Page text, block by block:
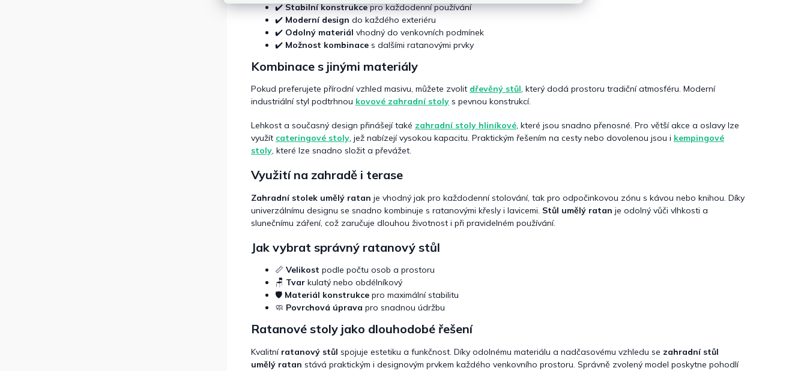
s
✔️Stabilní konstrukcepro každodenní používání
✔️ Moderní design do každého exteriéru
✔️ Odolný materiál vhodný do venkovních podmínek
✔️ Možnost kombinace s dalšími ratanovými prvky
Kombinace s jinými materiály
Pokud preferujete přírodní vzhled masivu, můžete zvolit dřevěný stůl, který dodá prostoru tradiční atmosféru. Moderní
industriální styl podtrhnou kovové zahradní stoly s pevnou konstrukcí.
Lehkost a současný design přinášejí také zahradní stoly hliníkové, které jsou snadno přenosné. Pro větší akce a oslavy lze
využít cateringové stoly, jež nabízejí vysokou kapacitu. Praktickým řešením na cesty nebo dovolenou jsou i kempingové
stoly, které lze snadno složit a převážet.
Využití na zahradě i terase
Zahradní stolek umělý ratan je vhodný jak pro každodenní stolování, tak pro odpočinkovou zónu s kávou nebo knihou. Díky
univerzálnímu designu se snadno kombinuje s ratanovými křesly i lavicemi. Stůl umělý ratan je odolný vůči vlhkosti a
slunečnímu záření, což zaručuje dlouhou životnost i při pravidelném používání.
Jak vybrat správný ratanový stůl
📏 Velikost podle počtu osob a prostoru
🪑 Tvar kulatý nebo obdélníkový
🛡️ Materiál konstrukce pro maximální stabilitu
🧼 Povrchová úprava pro snadnou údržbu
Ratanové stoly jako dlouhodobé řešení
Kvalitní ratanový stůl spojuje estetiku a funkčnost. Díky odolnému materiálu a nadčasovému vzhledu se zahradní stůl
umělý ratan stává praktickým i designovým prvkem každého venkovního prostoru. Správně zvolený model poskytne pohodlí